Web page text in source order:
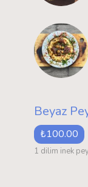
Beyaz
₺100.00
1 dilim inek